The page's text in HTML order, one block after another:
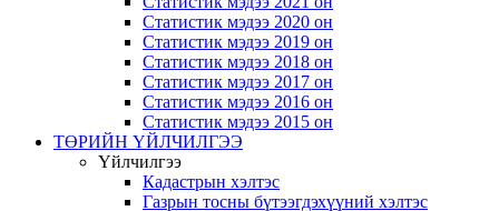
Статистик мэдээ 2020 он
Статистик мэдээ 2019 он
Статистик мэдээ 2018 он
Статистик мэдээ 2017 он
Статистик мэдээ 2016 он
Статистик мэдээ 2015 он
ТӨРИЙН ҮЙЛЧИЛГЭЭ
Үйлчилгээ
Кадастрын хэлтэс
Газрын тосны бүтээгдэхүүний хэлтэс